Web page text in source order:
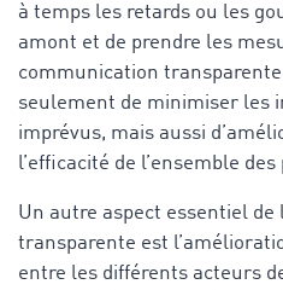
à temps les retards ou les
amont et de prendre les
communication
seulement de minimiser les
imprévus, mais aussi
l’efficacité de l’ensemble
Un autre aspect essentiel
transparente est
entre les différents acteurs